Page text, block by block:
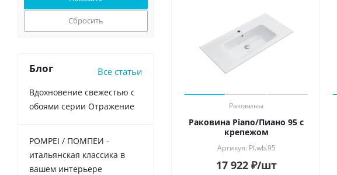
Раковины
Раковина Piano/Пиано 95 с
крепежом
Артикул: PI.wb.95
17 922₽/шт
Сбросить
Блог Все статьи
Вдохновение свежестью с
обоями серии Отражение
POMPEI / ПОМПЕИ -
итальянская классика в
вашем интерьере